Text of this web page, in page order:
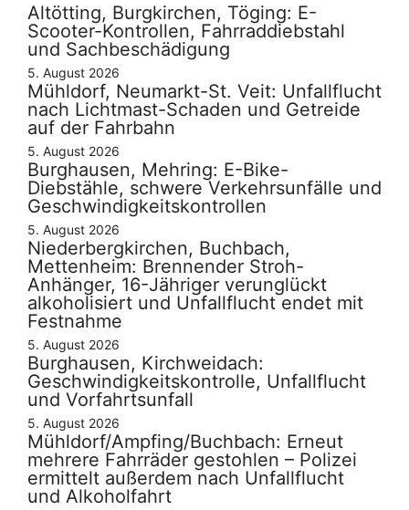
Altötting, Burgkirchen, Töging: E-
Scooter-Kontrollen, Fahrraddiebstahl
und Sachbeschädigung
5. August 2026
Mühldorf, Neumarkt-St. Veit: Unfallflucht
nach Lichtmast-Schaden und Getreide
auf der Fahrbahn
5. August 2026
Burghausen, Mehring: E-Bike-
Diebstähle, schwere Verkehrsunfälle und
Geschwindigkeitskontrollen
5. August 2026
Niederbergkirchen, Buchbach,
Mettenheim: Brennender Stroh-
Anhänger, 16-Jähriger verunglückt
alkoholisiert und Unfallflucht endet mit
Festnahme
5. August 2026
Burghausen, Kirchweidach:
Geschwindigkeitskontrolle, Unfallflucht
und Vorfahrtsunfall
5. August 2026
Mühldorf/Ampfing/Buchbach: Erneut
mehrere Fahrräder gestohlen – Polizei
ermittelt außerdem nach Unfallflucht
und Alkoholfahrt